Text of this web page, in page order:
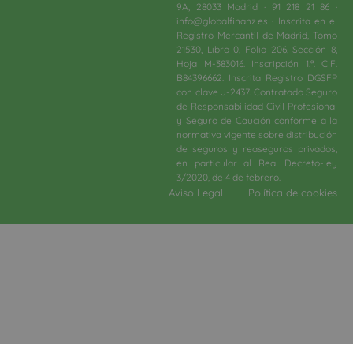
9A, 28033 Madrid · 91 218 21 86 ·
info@globalfinanz.es · Inscrita en el
Registro Mercantil de Madrid, Tomo
21530, Libro 0, Folio 206, Sección 8,
Hoja M-383016. Inscripción 1.ª. CIF.
B84396662. Inscrita Registro DGSFP
con clave J-2437. Contratado Seguro
de Responsabilidad Civil Profesional
y Seguro de Caución conforme a la
normativa vigente sobre distribución
de seguros y reaseguros privados,
en particular al Real Decreto-ley
3/2020, de 4 de febrero.​
Aviso Legal Política de cookies